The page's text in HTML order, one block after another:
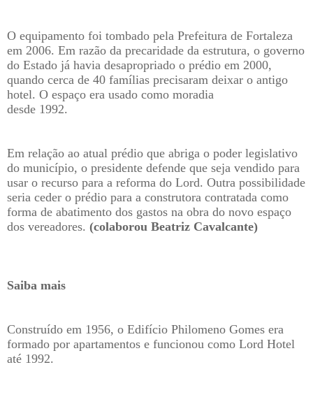
O equipamento foi tombado pela Prefeitura de Fortaleza
em 2006. Em razão da precaridade da estrutura, o governo
do Estado já havia desapropriado o prédio em 2000,
quando cerca de 40 famílias precisaram deixar o antigo
hotel. O espaço era usado como moradia
desde 1992.
Em relação ao atual prédio que abriga o poder legislativo
do município, o presidente defende que seja vendido para
usar o recurso para a reforma do Lord. Outra possibilidade
seria ceder o prédio para a construtora contratada como
forma de abatimento dos gastos na obra do novo espaço
dos vereadores. (colaborou Beatriz Cavalcante)
Saiba mais
Construído em 1956, o Edifício Philomeno Gomes era
formado por apartamentos e funcionou como Lord Hotel
até 1992.